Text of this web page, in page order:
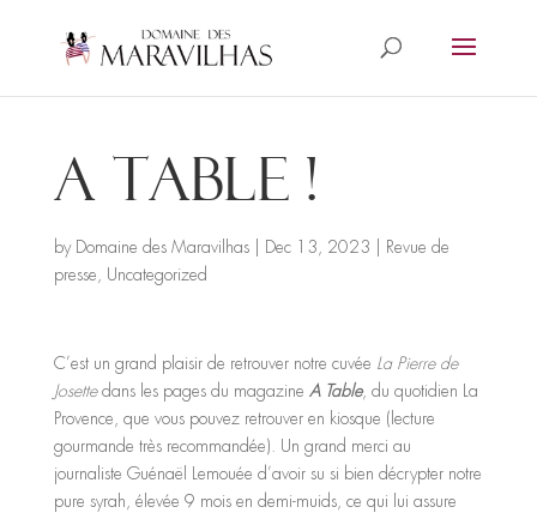
A Table !
by Domaine des Maravilhas| Dec 13, 2023
Revue de
presse, Uncategorized
C’est un grand plaisir de retrouver notre cuvée La Pierre de
Josettedans les pages du magazine A Table, du quotidien La
Provence, que vous pouvez retrouver en kiosque (lecture
gourmande très recommandée). Un grand merci au
journaliste Guénaël Lemouée d’avoir su si bien décrypter notre
pure syrah, élevée 9 mois en demi-muids, ce qui lui assure